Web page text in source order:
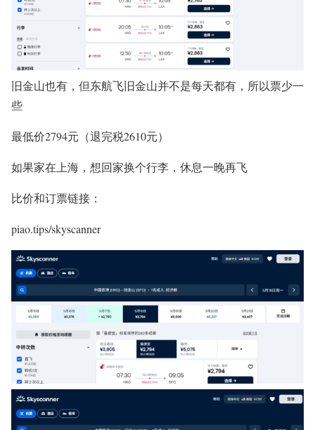
旧金山也有，但东航飞旧金山并不是每天都有，所以票少一
些
最低价2794元 （退完税2610元）
如果家在上海，想回家换个行李，休息一晚再飞
比价和订票链接：
piao.tips/skyscanner